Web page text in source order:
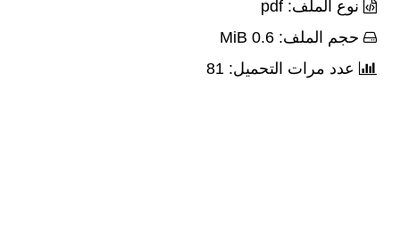
نوع الملف: pdf
حجم الملف: 0.6 MiB
عدد مرات التحميل: 81